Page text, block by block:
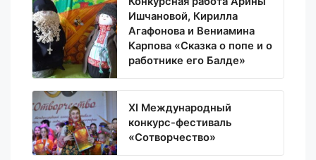
Ишчановой, Кирилла
Агафонова и Вениамина
Карпова «Сказка о попе и о
работнике его Балде»
XI Международный
конкурс-фестиваль
«Сотворчество»